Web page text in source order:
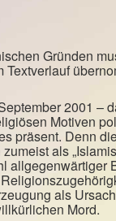
Gründen
2001 –
Motiven
präsent. Denn
als
allgegenwärtiger
als
Mord.